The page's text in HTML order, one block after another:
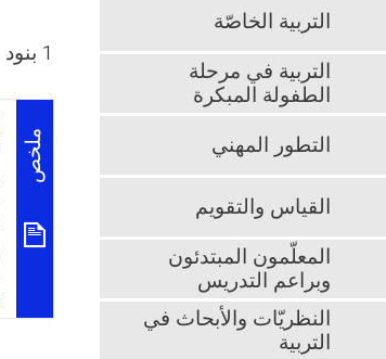
1 بنود
ملخص
التربية الخاصّة
التربية في مرحلة
الطفولة المبكرة
التطور المهني
القياس والتقويم
المعلّمون المبتدئون
وبراعم التدريس
النظريّات والأبحاث في
التربية